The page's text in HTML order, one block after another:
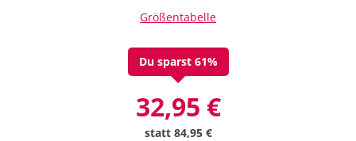
Größentabelle
Du sparst 61%
32,95 €
statt 84,95 €